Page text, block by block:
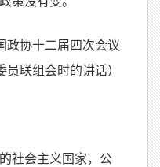
政协十二届四次会议
员联组会时的讲话）
社会主义国家，公